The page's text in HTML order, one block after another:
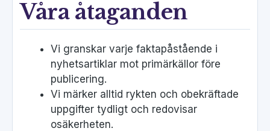
Våra åtaganden
Vi granskar varje faktapåstående i
nyhetsartiklar mot primärkällor före
publicering.
Vi märker alltid rykten och obekräftade
uppgifter tydligt och redovisar
osäkerheten.